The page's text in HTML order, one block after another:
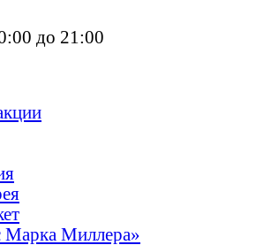
до 21:00
Марка Миллера»